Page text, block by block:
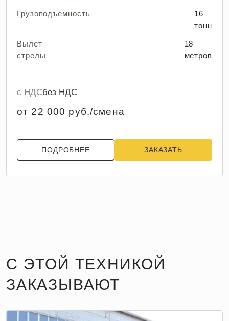
Грузоподъемность
16
тонн
Вылет
стрелы
18
метров
с НДСбез НДС
от 22 000 руб./смена
ПОДРОБНЕЕ ЗАКАЗАТЬ
С ЭТОЙ ТЕХНИКОЙ
ЗАКАЗЫВАЮТ